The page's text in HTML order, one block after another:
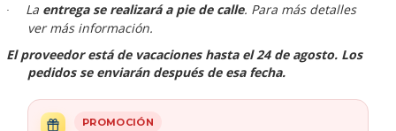
· La entrega se realizará a pie de calle. Para más detalles
ver más información.
El proveedor está de vacaciones hasta el 24 de agosto. Los
pedidos se enviarán después de esa fecha.
PROMOCIÓN